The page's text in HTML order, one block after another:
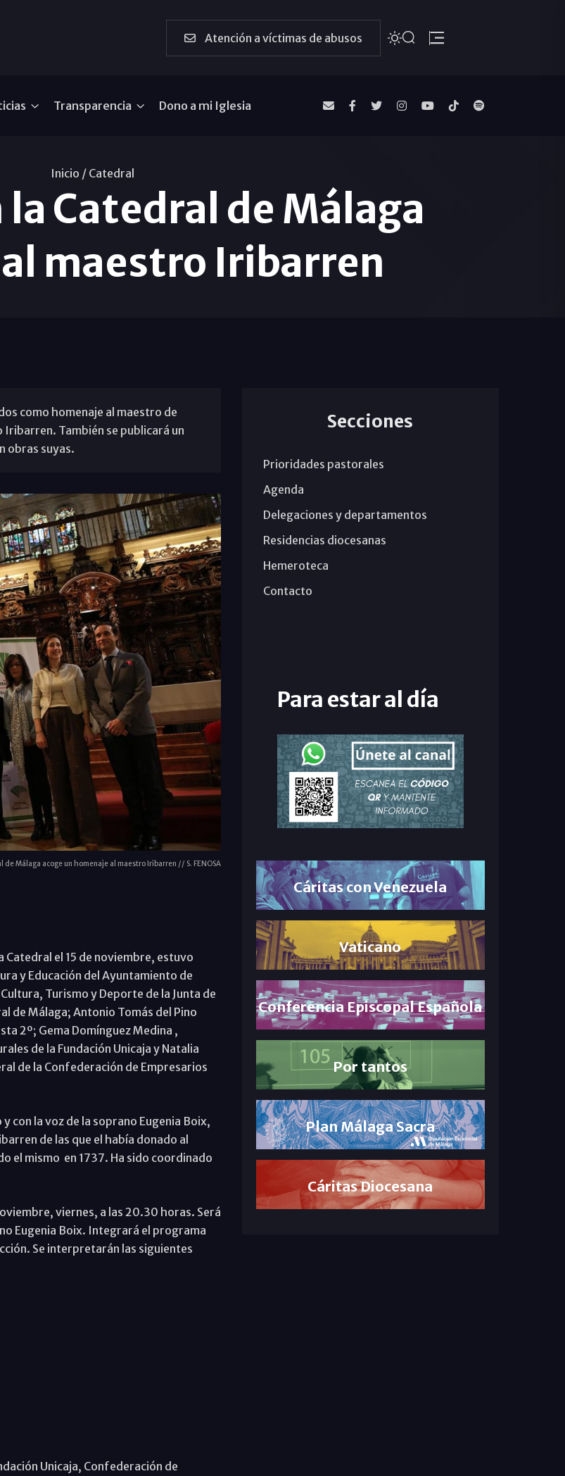
Atención a víctimas de abusos
Transparencia Dono a mi Iglesia
Inicio / Catedral
Catedral de Málaga
maestro Iribarren
como homenaje al maestro de
También se publicará un
obras suyas.
de Málaga acoge un homenaje al maestro Iribarren // S. FENOSA
Catedral el 15 de noviembre, estuvo
y Educación del Ayuntamiento de
Turismo y Deporte de la Junta de
de Málaga; Antonio Tomás del Pino
2º; Gema Domínguez Medina ,
de la Fundación Unicaja y Natalia
de la Confederación de Empresarios
con la voz de la soprano Eugenia Boix,
de las que el había donado al
el mismo en 1737. Ha sido coordinado
viernes, a las 20.30 horas. Será
Eugenia Boix. Integrará el programa
Se interpretarán las siguientes
Unicaja, Confederación de
Secciones
Prioridades pastorales
Agenda
Delegaciones y departamentos
Residencias diocesanas
Hemeroteca
Contacto
Para estar al día
Cáritas con Venezuela
Vaticano
Conferencia Episcopal Española
Por tantos
Plan Málaga Sacra
Cáritas Diocesana